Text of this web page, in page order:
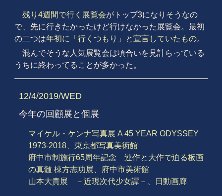
残り4週間で行く展覧会がトップ3になりそうなの
で、先に行きたかったけど行けなかった展覧会。最初
の二つは年初に「行くつもり」と宣言していたもの。
混んでそうな人気展覧会は頃合いを見計らっている
うちに終わってることが多かった。
12/4/2019/WED
今年の回顧展と個展
マイケル・ケンナ写真展 A 45 YEAR ODYSSEY
1973-2018、東京都写真美術館
府中市制施行65周年記念 連作と大作で迫る板画
の真髄 棟方志功展、府中市美術館
山本大貴展 －近現次代少女譚－、日動画廊